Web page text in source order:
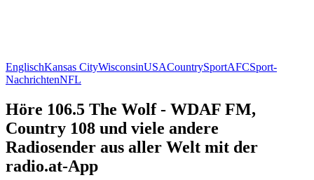
EnglischKansas CityWisconsinUSACountrySportAFCSport-
NachrichtenNFL
Höre 106.5 The Wolf - WDAF FM,
Country 108 und viele andere
Radiosender aus aller Welt mit der
radio.at-App